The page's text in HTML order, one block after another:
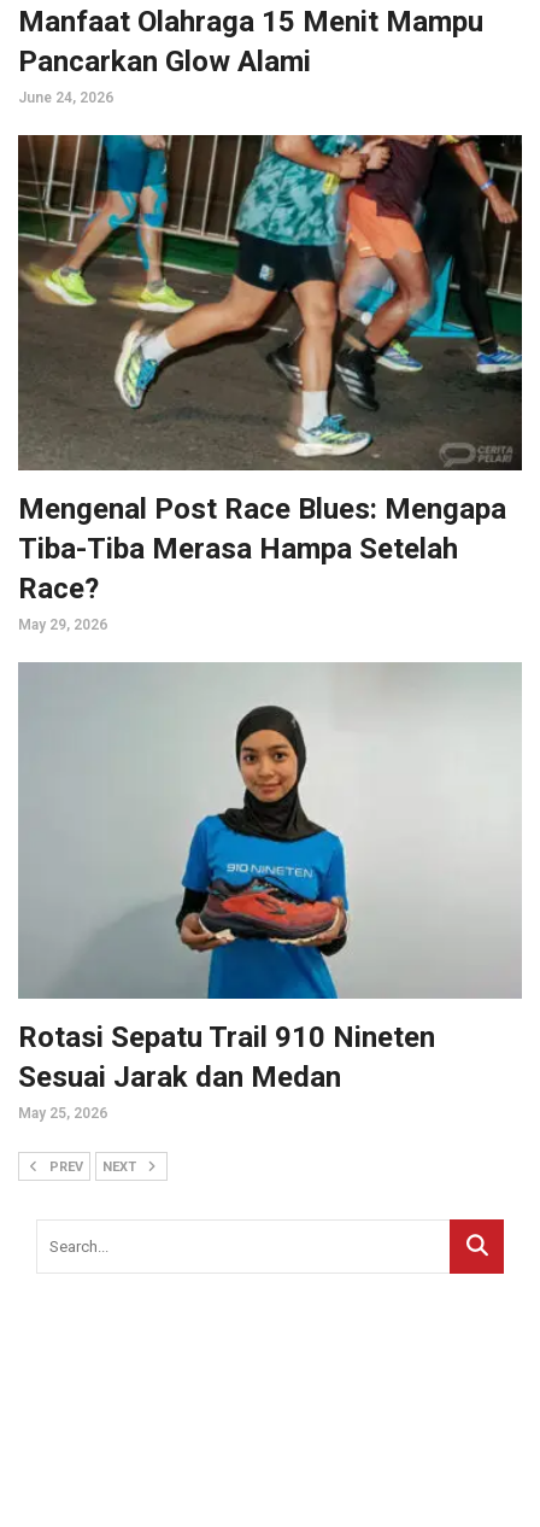
Manfaat Olahraga 15 Menit Mampu
Pancarkan Glow Alami
June 24, 2026
Mengenal Post Race Blues: Mengapa
Tiba-Tiba Merasa Hampa Setelah
Race?
May 29, 2026
Rotasi Sepatu Trail 910 Nineten
Sesuai Jarak dan Medan
May 25, 2026
PREV NEXT